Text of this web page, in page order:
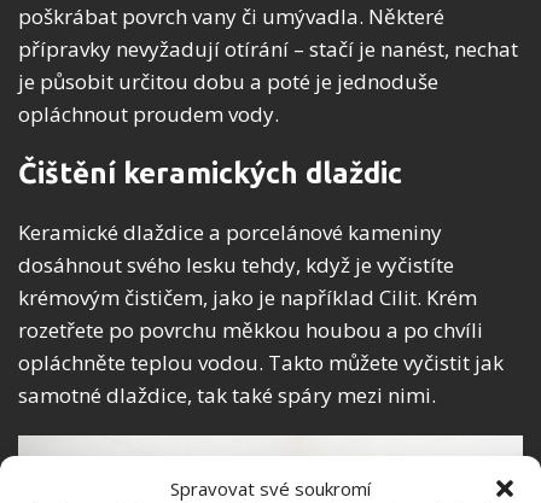
Spravovat své soukromí
poškrábat povrch vany či umývadla. Některé
přípravky nevyžadují otírání – stačí je nanést, nechat
je působit určitou dobu a poté je jednoduše
opláchnout proudem vody.
Čištění keramických dlaždic
Keramické dlaždice a porcelánové kameniny
dosáhnout svého lesku tehdy, když je vyčistíte
krémovým čističem, jako je například Cilit. Krém
rozetřete po povrchu měkkou houbou a po chvíli
opláchněte teplou vodou. Takto můžete vyčistit jak
samotné dlaždice, tak také spáry mezi nimi.